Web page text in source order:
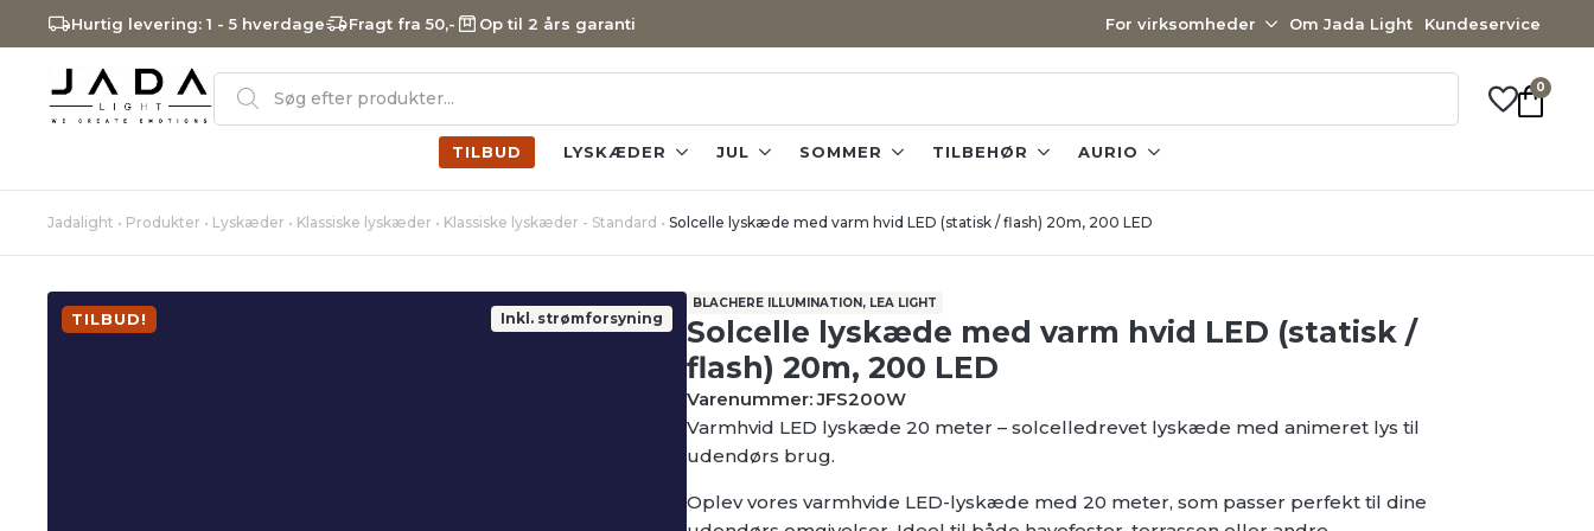
Hurtig levering: 1 - 5 hverdage Fragt fra 50,- Op til 2 års garanti For virksomheder Om Jada Light Kundeservice
Products
search 0
TILBUD LYSKÆDER JUL SOMMER TILBEHØR AURIO
Jadalight • Produkter • Lyskæder • Klassiske lyskæder • Klassiske lyskæder - Standard • Solcelle lyskæde med varm hvid LED (statisk / flash) 20m, 200 LED
Inkl. strømforsyning
TILBUD!
BLACHERE ILLUMINATION, LEA LIGHT
Solcelle lyskæde med varm hvid LED (statisk /
flash) 20m, 200 LED
Varenummer: JFS200W
Varmhvid LED lyskæde 20 meter – solcelledrevet lyskæde med animeret lys til
udendørs brug.
Oplev vores varmhvide LED-lyskæde med 20 meter, som passer perfekt til dine